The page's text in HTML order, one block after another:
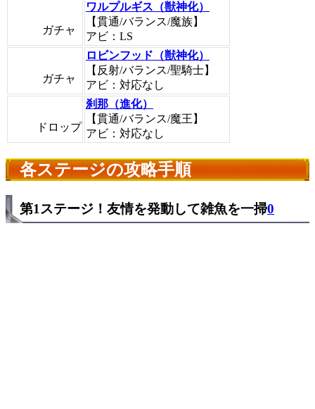
ガチャ
ワルプルギス（獣神化）
【貫通/バランス/魔族】
アビ：LS
ガチャ
ロビンフッド（獣神化）
【反射/バランス/聖騎士】
アビ：対応なし
ドロップ
刹那（進化）
【貫通/バランス/魔王】
アビ：対応なし
各ステージの攻略手順
第1ステージ！友情を発動して雑魚を一掃0